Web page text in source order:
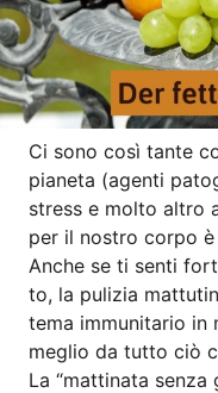
Ci sono così tan­te
pia­ne­ta (agen­ti
stress e mol­to alt­ro
per il nos­tro cor­po
Anche se ti sen­ti
to, la puli­zia
te­ma immu­ni­ta­rio in
meglio da tut­to ciò
La “mat­ti­na­ta